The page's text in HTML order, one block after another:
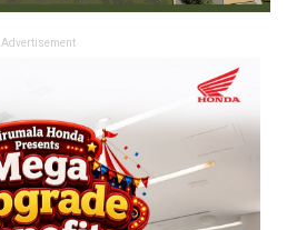
Advertisement